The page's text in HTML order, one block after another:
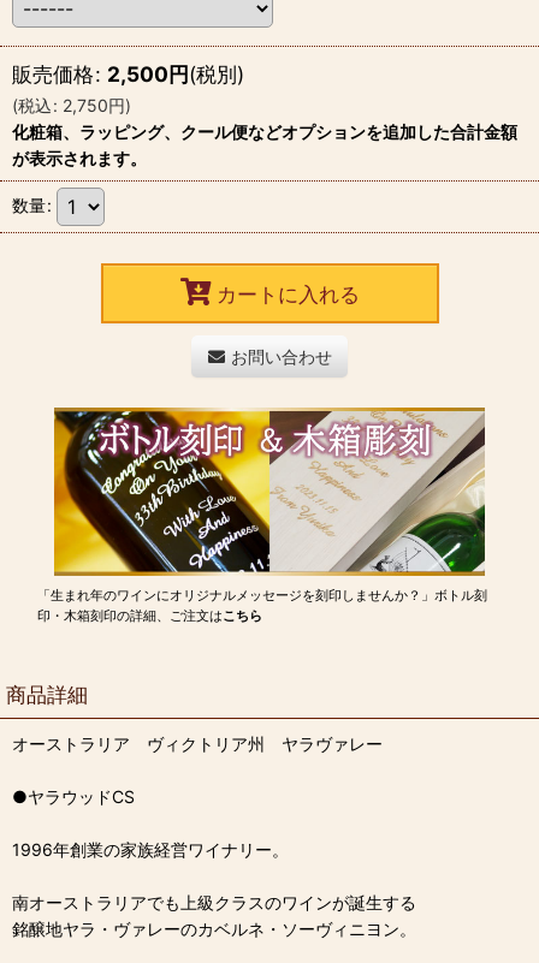
販売価格: 2,500円(税別)
(税込: 2,750円)
化粧箱、ラッピング、クール便などオプションを追加した合計金額
が表示されます。
数量:
カートに入れる
お問い合わせ
「生まれ年のワインにオリジナルメッセージを刻印しませんか？」ボトル刻
印・木箱刻印の詳細、ご注文はこちら
商品詳細
オーストラリア ヴィクトリア州 ヤラヴァレー
●ヤラウッドCS
1996年創業の家族経営ワイナリー。
南オーストラリアでも上級クラスのワインが誕生する
銘醸地ヤラ・ヴァレーのカベルネ・ソーヴィニヨン。